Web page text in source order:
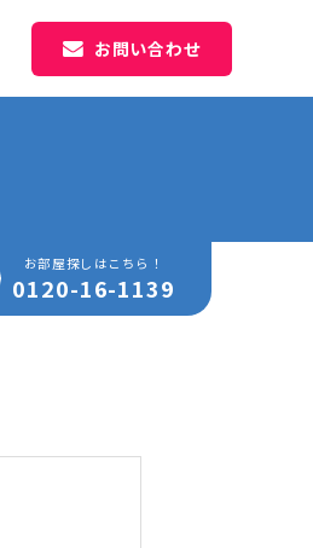
お問い合わせ
お部屋探しはこちら！
0120-16-1139